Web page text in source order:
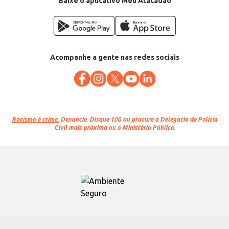
Acompanhe a gente nas redes sociais
Racismo é crime. Denuncie. Disque 100 ou procure a Delegacia de Polícia
Civil mais próxima ou o Ministério Público.